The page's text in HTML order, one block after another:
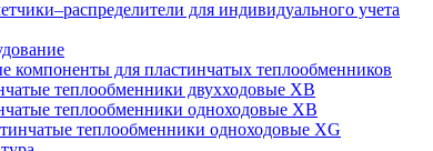
для индивидуального учета
компоненты для пластинчатых теплообменников
теплообменники двухходовые XB
теплообменники одноходовые ХВ
теплообменники одноходовые ХG